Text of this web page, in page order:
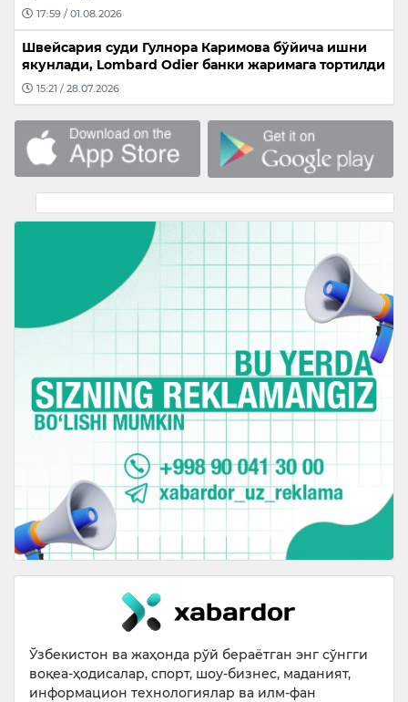
17:59 / 01.08.2026
Швейсария суди Гулнора Каримова бўйича ишни
якунлади, Lombard Odier банки жаримага тортилди
15:21 / 28.07.2026
Ўзбекистон ва жаҳонда рўй бераётган энг сўнгги
воқеа-ҳодисалар, спорт, шоу-бизнес, маданият,
информацион технологиялар ва илм-фан